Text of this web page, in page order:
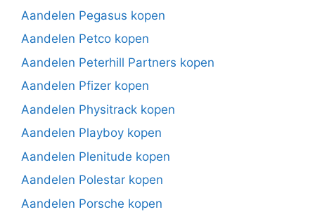
Aandelen Pegasus kopen
Aandelen Petco kopen
Aandelen Peterhill Partners kopen
Aandelen Pfizer kopen
Aandelen Physitrack kopen
Aandelen Playboy kopen
Aandelen Plenitude kopen
Aandelen Polestar kopen
Aandelen Porsche kopen